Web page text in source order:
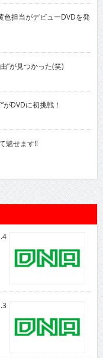
担当がデビューDVDを発
”が見つかった(笑)
DVDに初挑戦！
魅せます!!